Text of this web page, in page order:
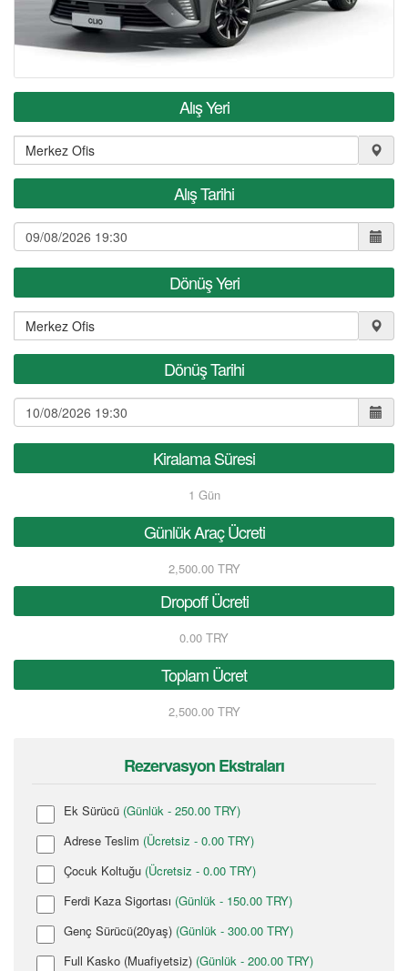
Alış Yeri
Alış Tarihi
Dönüş Yeri
Dönüş Tarihi
Kiralama Süresi
1 Gün
Günlük Araç Ücreti
2,500.00 TRY
Dropoff Ücreti
0.00 TRY
Toplam Ücret
2,500.00 TRY
Rezervasyon Ekstraları
Ek Sürücü (Günlük - 250.00 TRY)
Adrese Teslim (Ücretsiz - 0.00 TRY)
Çocuk Koltuğu (Ücretsiz - 0.00 TRY)
Ferdi Kaza Sigortası (Günlük - 150.00 TRY)
Genç Sürücü(20yaş) (Günlük - 300.00 TRY)
Full Kasko (Muafiyetsiz) (Günlük - 200.00 TRY)